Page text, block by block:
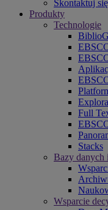
Skontaktuj
Produkty
Technologie
Explora
Full
Stacks
Bazy danych
Wsparcie